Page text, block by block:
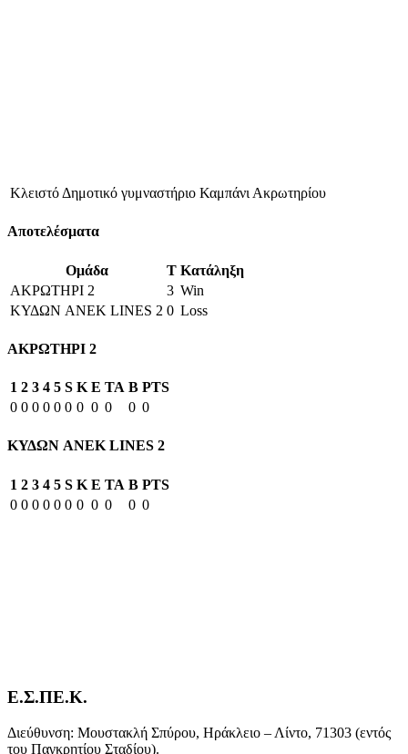
Κλειστό Δημοτικό γυμναστήριο Καμπάνι Ακρωτηρίου
Αποτελέσματα
Ομάδα T Κατάληξη
ΑΚΡΩΤΗΡΙ 2
3 Win
ΚΥΔΩΝ ANEK LINES 2 0 Loss
ΑΚΡΩΤΗΡΙ 2
1 2 3 4 5 S K E TA B PTS
0 0 0 0 0 0 0 0 0 0 0
ΚΥΔΩΝ ANEK LINES 2
1 2 3 4 5 S K E TA B PTS
0 0 0 0 0 0 0 0 0 0 0
Ε.Σ.ΠΕ.Κ.
Διεύθυνση: Μουστακλή Σπύρου, Ηράκλειο – Λίντο, 71303 (εντός
του Παγκρητίου Σταδίου).